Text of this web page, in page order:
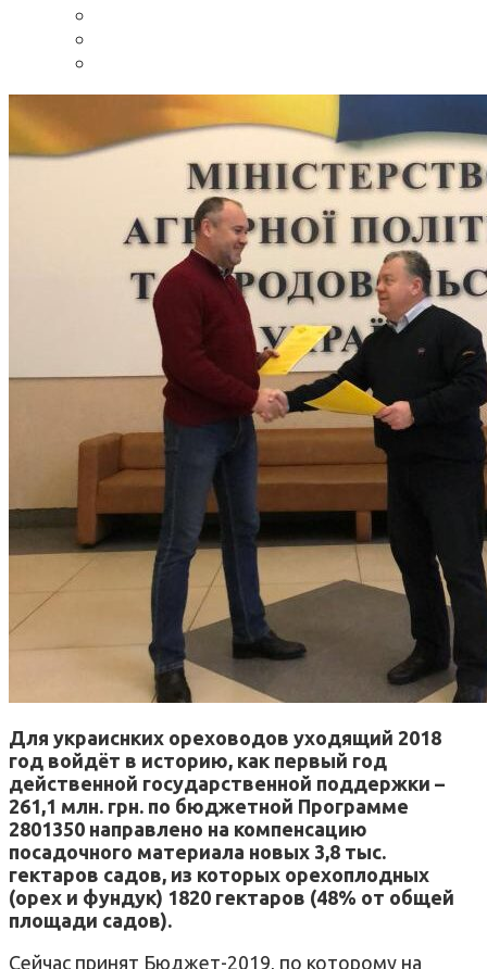
Для украиснких ореховодов уходящий 2018
год войдёт в историю, как первый год
действенной государственной поддержки –
261,1 млн. грн. по бюджетной Программе
2801350 направлено на компенсацию
посадочного материала новых 3,8 тыс.
гектаров садов, из которых орехоплодных
(орех и фундук) 1820 гектаров (48% от общей
площади садов).
Сейчас принят Бюджет-2019, по которому на